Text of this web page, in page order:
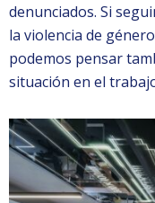
denunciados. Si
la violencia de
podemos pensar
situación en el